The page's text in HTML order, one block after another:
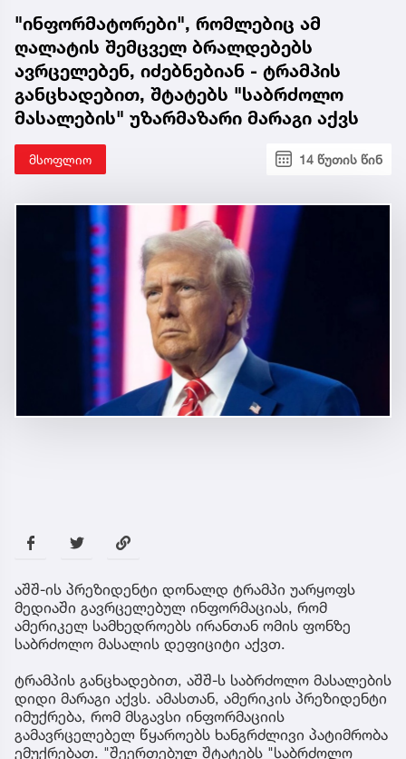
"ინფორმატორები", რომლებიც ამ
ღალატის შემცველ ბრალდებებს
ავრცელებენ, იძებნებიან - ტრამპის
განცხადებით, შტატებს "საბრძოლო
მასალების" უზარმაზარი მარაგი აქვს
მსოფლიო 14 წუთის წინ
აშშ-ის პრეზიდენტი დონალდ ტრამპი უარყოფს
მედიაში გავრცელებულ ინფორმაციას, რომ
ამერიკელ სამხედროებს ირანთან ომის ფონზე
საბრძოლო მასალის დეფიციტი აქვთ.
ტრამპის განცხადებით, აშშ-ს საბრძოლო მასალების
დიდი მარაგი აქვს. ამასთან, ამერიკის პრეზიდენტი
იმუქრება, რომ მსგავსი ინფორმაციის
გამავრცელებელ წყაროებს ხანგრძლივი პატიმრობა
ემუქრებათ. "შეერთებულ შტატებს "საბრძოლო